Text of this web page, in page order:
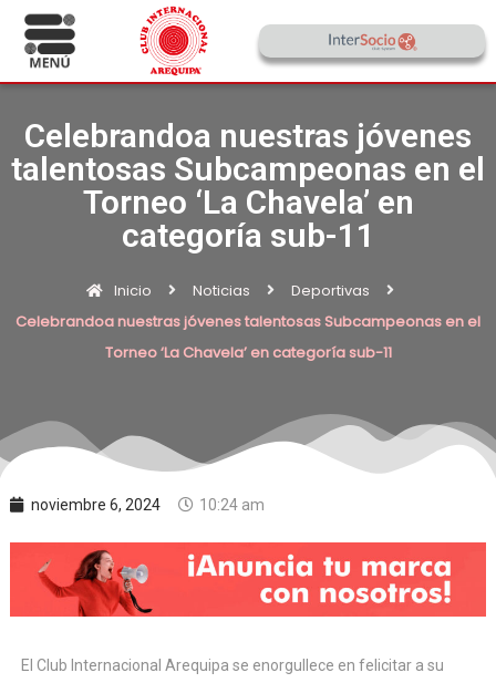
Celebrandoa nuestras jóvenes
talentosas Subcampeonas en el
Torneo ‘La Chavela’ en
categoría sub-11
Inicio Noticias
Deportivas
Celebrandoa nuestras jóvenes talentosas Subcampeonas en el
Torneo ‘La Chavela’ en categoría sub-11
noviembre 6, 2024 10:24 am
El Club Internacional Arequipa se enorgullece en felicitar a su